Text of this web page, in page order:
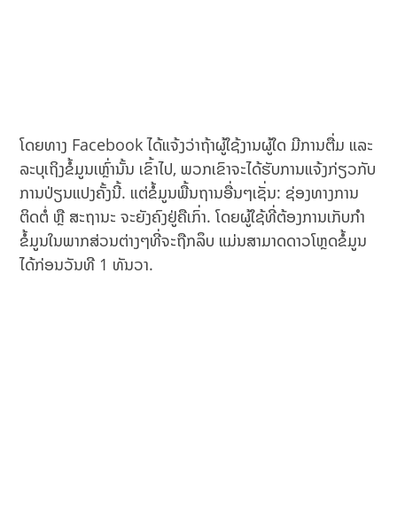
ໂດຍທາງ Facebook ໄດ້ແຈ້ງວ່າຖ້າຜູ້ໃຊ້ງານຜູ້ໃດ ມີການຕື່ມ ແລະ
ລະບຸເຖິງຂໍ້ມູນເຫຼົ່ານັ້ນ ເຂົ້າໄປ, ພວກເຂົາຈະໄດ້ຮັບການແຈ້ງກ່ຽວກັບ
ການປ່ຽນແປງຄັ້ງນີ້. ແຕ່ຂໍ້ມູນພື້ນຖານອື່ນໆເຊັ່ນ: ຊ່ອງທາງການ
ຕິດຕໍ່ ຫຼື ສະຖານະ ຈະຍັງຄົງຢູ່ຄືເກົ່າ. ໂດຍຜູ້ໃຊ້ທີ່ຕ້ອງການເກັບກໍາ
ຂໍ້ມູນໃນພາກສ່ວນຕ່າງໆທີ່ຈະຖືກລຶບ ແມ່ນສາມາດດາວໂຫຼດຂໍ້ມູນ
ໄດ້ກ່ອນວັນທີ 1 ທັນວາ.